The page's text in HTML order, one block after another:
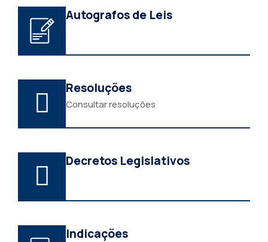
Autografos de Leis
Resoluções
Consultar resoluções
Decretos Legislativos
Indicações